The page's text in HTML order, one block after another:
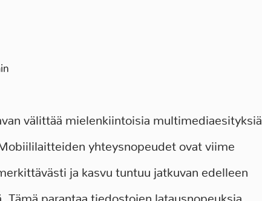
välittää mielenkiintoisia multimediaesityksiä
yhteysnopeudet ovat viime
ja kasvu tuntuu jatkuvan edelleen